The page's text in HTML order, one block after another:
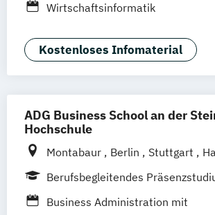
Hamburg Hannover
Kaiserslautern/Kusel Kiel
Ludwigshafen/Diez München
Online-Fernstudium
Stuttgart Köln
Offenbach bei Frankfurt am Main
Schwarzheide/Oberspreewald-
Dresden
Wirtschaftsinformatik
Kostenloses Infomaterial
ADG Business School an der
Hochschule
Montabaur Berlin Stuttgart
München
Dortmund 100 %
Berufsbegleitendes
Duales Studium
Business Administration mit